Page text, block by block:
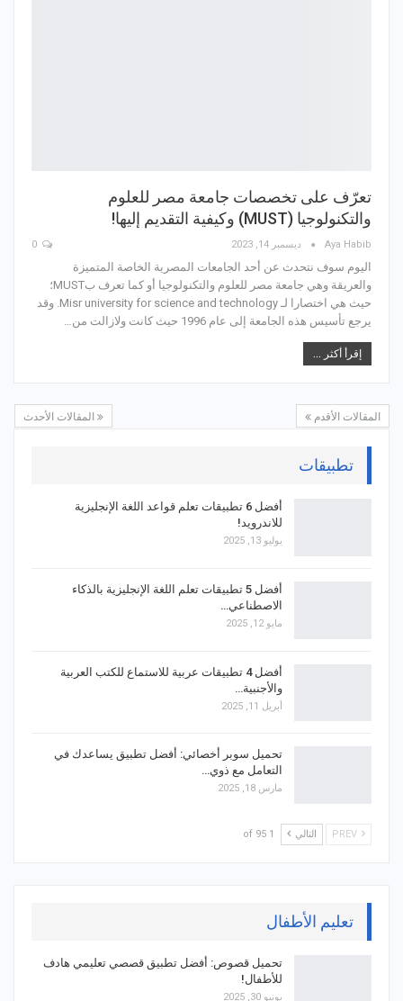
تعرّف على تخصصات جامعة مصر للعلوم
والتكنولوجيا (MUST) وكيفية التقديم إليها!
Aya Habib ديسمبر 14, 2023
اليوم سوف نتحدث عن أحد الجامعات المصرية الخاصة المتميزة
والعريقة وهي جامعة مصر للعلوم والتكنولوجيا أو كما تعرف بMUST؛
حيث هي اختصارا لـ Misr university for science and technology. وقد
يرجع تأسيس هذه الجامعة إلى عام 1996 حيث كانت ولازالت من…
إقرأ أكثر ...
المقالات الأقدم المقالات الأحدث
تطبيقات
أفضل 6 تطبيقات تعلم قواعد اللغة الإنجليزية
للاندرويد!
يوليو 13, 2025
أفضل 5 تطبيقات تعلم اللغة الإنجليزية بالذكاء
الاصطناعي…
مايو 12, 2025
أفضل 4 تطبيقات عربية للاستماع للكتب العربية
والأجنبية…
أبريل 11, 2025
تحميل سوبر أخصائي: أفضل تطبيق يساعدك في
التعامل مع ذوي…
مارس 18, 2025
التالي 1 of 95
تعليم الأطفال
تحميل قصوص: أفضل تطبيق قصصي تعليمي هادف
للأطفال!
يونيو 30, 2025